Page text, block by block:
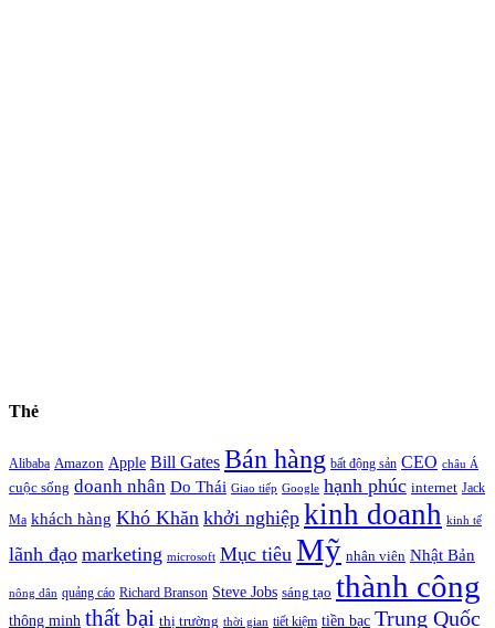
Thẻ
Alibaba Amazon Apple Bill Gates Bán hàng bất động sản CEO châu Á
cuộc sống doanh nhân Do Thái Giao tiếp Google hạnh phúc internet Jack
Ma khách hàng Khó Khăn khởi nghiệp kinh doanh kinh tế
lãnh đạo marketing microsoft Mục tiêu Mỹ nhân viên Nhật Bản
nông dân quảng cáo Richard Branson Steve Jobs sáng tạo thành công
thông minh thất bại thị trường thời gian tiết kiệm tiền bạc Trung Quốc